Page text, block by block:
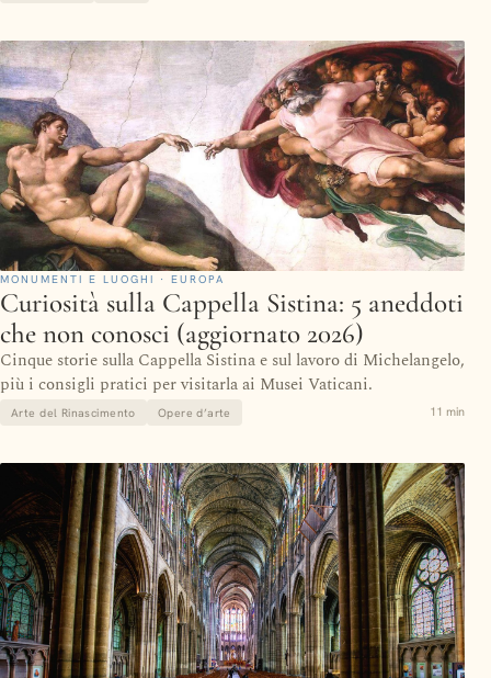
MONUMENTI E LUOGHI · EUROPA
Curiosità sulla Cappella Sistina: 5 aneddoti
che non conosci (aggiornato 2026)
Cinque storie sulla Cappella Sistina e sul lavoro di Michelangelo,
più i consigli pratici per visitarla ai Musei Vaticani.
Arte del Rinascimento Opere d’arte 11 min